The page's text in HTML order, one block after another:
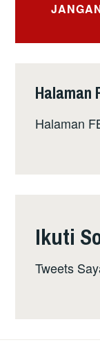
Halaman
Halaman
Ikuti
Tweets